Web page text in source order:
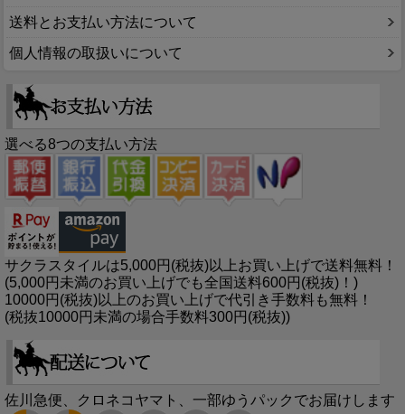
送料とお支払い方法について
個人情報の取扱いについて
選べる8つの支払い方法
サクラスタイルは5,000円(税抜)以上お買い上げで送料無料！
(5,000円未満のお買い上げでも全国送料600円(税抜)！)
10000円(税抜)以上のお買い上げで代引き手数料も無料！
(税抜10000円未満の場合手数料300円(税抜))
佐川急便、クロネコヤマト、一部ゆうパックでお届けします